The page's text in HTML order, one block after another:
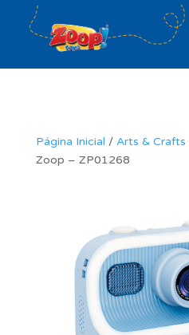
Página Inicial / Arts & Crafts
Zoop – ZP01268